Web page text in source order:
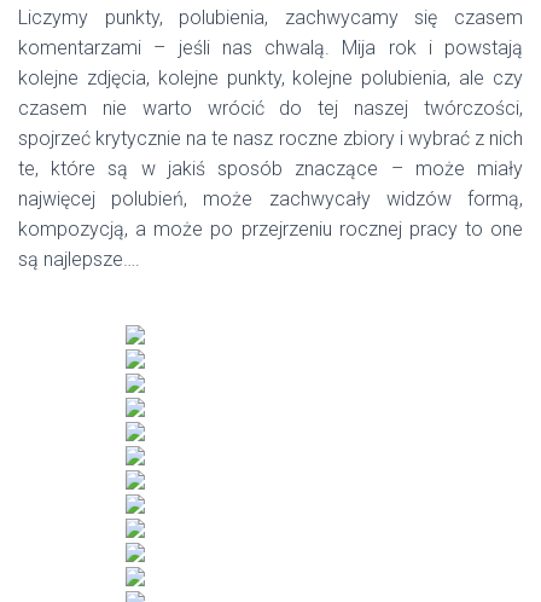
Liczymy punkty, polubienia, zachwycamy się czasem
komentarzami – jeśli nas chwalą. Mija rok i powstają
kolejne zdjęcia, kolejne punkty, kolejne polubienia, ale czy
czasem nie warto wrócić do tej naszej twórczości,
spojrzeć krytycznie na te nasz roczne zbiory i wybrać z nich
te, które są w jakiś sposób znaczące – może miały
najwięcej polubień, może zachwycały widzów formą,
kompozycją, a może po przejrzeniu rocznej pracy to one
są najlepsze….